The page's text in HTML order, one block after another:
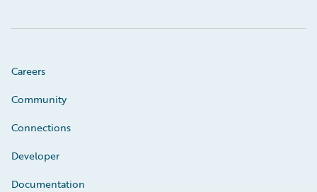
Careers
Community
Connections
Developer
Documentation